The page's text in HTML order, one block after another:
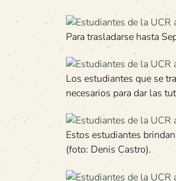
Para trasladarse hasta
Los estudiantes que se
necesarios para dar las
Estos estudiantes
(foto: Denis Castro).